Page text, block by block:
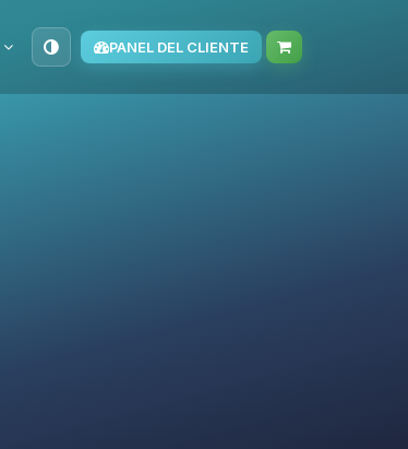
PANEL DEL CLIENTE